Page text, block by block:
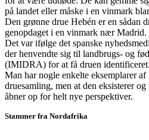
på landet eller måske i en vinmark
Den grønne drue Hebén er en sådan
genopdaget i en vinmark nær Madrid.
Det var ifølge det spanske
der henvendte sig til landbrugs- og
(IMIDRA) for at få druen identificeret.
Man har nogle enkelte eksemplarer
druesamling, men at den eksisterer
åbner op for helt nye perspektiver.
Stammer fra Nordafrika